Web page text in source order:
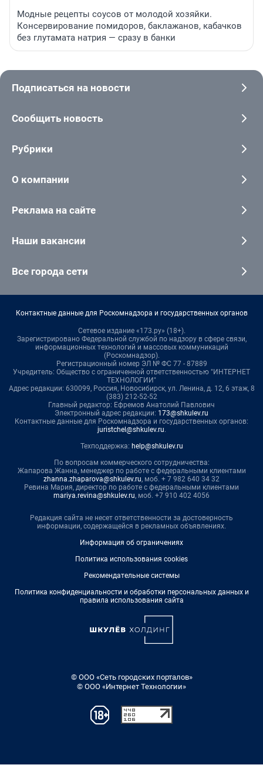
Модные рецепты соусов от молодой хозяйки.
Консервирование помидоров, баклажанов, кабачков
без глутамата натрия — сразу в банки
Подписаться на новости
Сообщить новость
Рубрики
О компании
Реклама на сайте
Наши вакансии
Все города сети
Контактные данные для Роскомнадзора и государственных органов
Сетевое издание «173.ру» (18+).
Зарегистрировано Федеральной службой по надзору в сфере связи,
информационных технологий и массовых коммуникаций
(Роскомнадзор).
Регистрационный номер ЭЛ № ФС 77 - 87889
Учредитель: Общество с ограниченной ответственностью "ИНТЕРНЕТ
ТЕХНОЛОГИИ"
Адрес редакции: 630099, Россия, Новосибирск, ул. Ленина, д. 12, 6 этаж, 8
(383) 212-52-52
Главный редактор: Ефремов Анатолий Павлович
Электронный адрес редакции: 173@shkulev.ru
Контактные данные для Роскомнадзора и государственных органов:
juristchel@shkulev.ru.
Техподдержка: help@shkulev.ru
По вопросам коммерческого сотрудничества:
Жапарова Жанна, менеджер по работе с федеральными клиентами
zhanna.zhaparova@shkulev.ru, моб. + 7 982 640 34 32
Ревина Мария, директор по работе с федеральными клиентами
mariya.revina@shkulev.ru, моб. +7 910 402 4056
Редакция сайта не несет ответственности за достоверность
информации, содержащейся в рекламных объявлениях.
Информация об ограничениях
Политика использования cookies
Рекомендательные системы
Политика конфиденциальности и обработки персональных данных и
правила использования сайта
© ООО «Сеть городских порталов»
© ООО «Интернет Технологии»